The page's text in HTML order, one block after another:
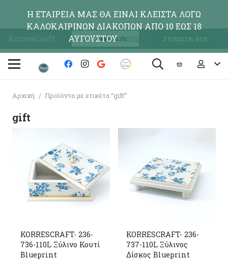
KorresCraft ΕΓΓΡΑΦΗ Β2Β ΣΥΝΔΕΣΗ Β2Β
Αρχική / Προϊόντα με ετικέτα “gift”
gift
KORRESCRAFT- 236-
736-110L Ξύλινο Κουτί
Blueprint
KORRESCRAFT- 236-
737-110L Ξύλινος
Δίσκος Blueprint
Η ΕΤΑΙΡΕΙΑ ΜΑΣ ΘΑ ΕΙΝΑΙ ΚΛΕΙΣΤΑ ΛΟΓΩ
ΚΑΛΟΚΑΙΡΙΝΩΝ ΔΙΑΚΟΠΩΝ ΑΠΟ 10 ΕΩΣ 18
ΑΥΓΟΥΣΤΟΥΑπόρριψη